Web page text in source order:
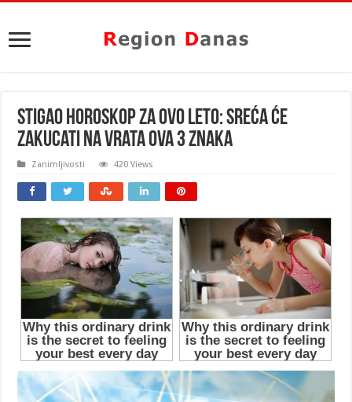
STIGAO HOROSKOP ZA OVO LETO: Sreća će
zakucati na vrata OVA 3 ZNAKA
Zanimljivosti 420 Views